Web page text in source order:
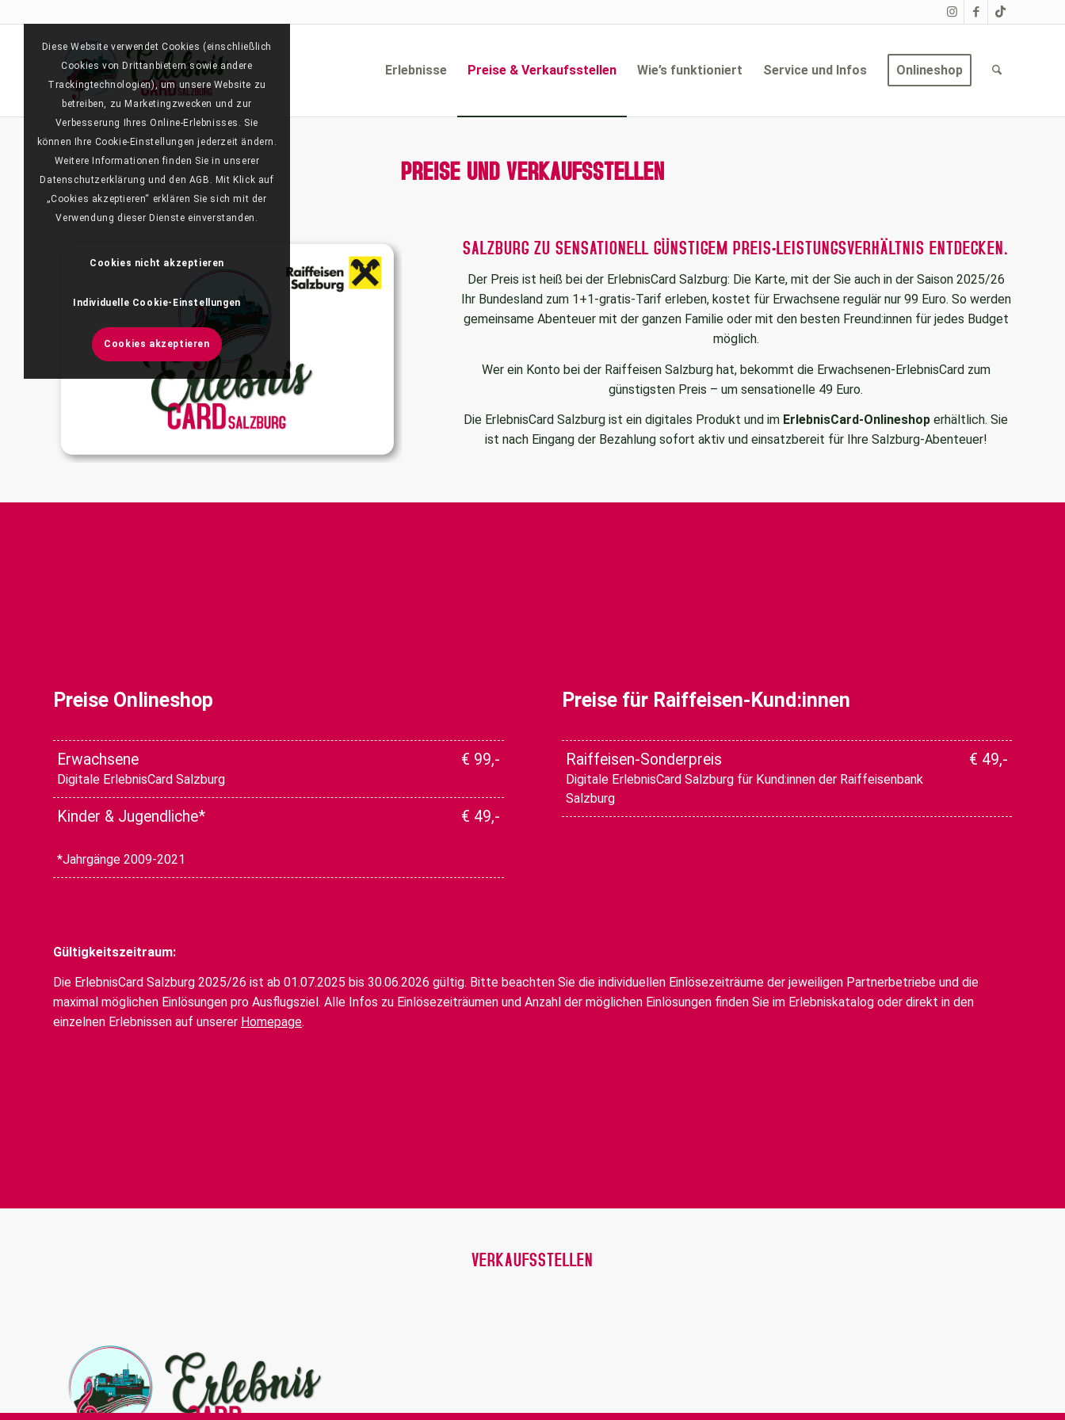
Erlebnisse Preise & Verkaufsstellen Wie’s funktioniert Service und Infos Onlineshop
PREISE UND VERKAUFSSTELLEN
SALZBURG ZU SENSATIONELL GÜNSTIGEM PREIS-LEISTUNGSVERHÄLTNIS ENTDECKEN.
Der Preis ist heiß bei der ErlebnisCard Salzburg: Die Karte, mit der Sie auch in der Saison 2025/26
Ihr Bundesland zum 1+1-gratis-Tarif erleben, kostet für Erwachsene regulär nur 99 Euro. So werden
gemeinsame Abenteuer mit der ganzen Familie oder mit den besten Freund:innen für jedes Budget
möglich.
Wer ein Konto bei der Raiffeisen Salzburg hat, bekommt die Erwachsenen-ErlebnisCard zum
günstigsten Preis – um sensationelle 49 Euro.
Die ErlebnisCard Salzburg ist ein digitales Produkt und im ErlebnisCard-Onlineshop erhältlich. Sie
ist nach Eingang der Bezahlung sofort aktiv und einsatzbereit für Ihre Salzburg-Abenteuer!
Preise Onlineshop
Erwachsene € 99,-
Digitale ErlebnisCard Salzburg
Kinder & Jugendliche* € 49,-
*Jahrgänge 2009-2021
Preise für Raiffeisen-Kund:innen
Raiffeisen-Sonderpreis € 49,-
Digitale ErlebnisCard Salzburg für Kund:innen der Raiffeisenbank
Salzburg
Gültigkeitszeitraum:
Die ErlebnisCard Salzburg 2025/26 ist ab 01.07.2025 bis 30.06.2026 gültig. Bitte beachten Sie die individuellen Einlösezeiträume der jeweiligen Partnerbetriebe und die
maximal möglichen Einlösungen pro Ausflugsziel. Alle Infos zu Einlösezeiträumen und Anzahl der möglichen Einlösungen finden Sie im Erlebniskatalog oder direkt in den
einzelnen Erlebnissen auf unserer Homepage.
VERKAUFSSTELLEN
Diese Website verwendet Cookies (einschließlich
Cookies von Drittanbietern sowie andere
Trackingtechnologien), um unsere Website zu
betreiben, zu Marketingzwecken und zur
Verbesserung Ihres Online-Erlebnisses. Sie
können Ihre Cookie-Einstellungen jederzeit ändern.
Weitere Informationen finden Sie in unserer
Datenschutzerklärung und den AGB. Mit Klick auf
„Cookies akzeptieren“ erklären Sie sich mit der
Verwendung dieser Dienste einverstanden.
Cookies nicht akzeptieren
Individuelle Cookie-Einstellungen
Cookies akzeptieren